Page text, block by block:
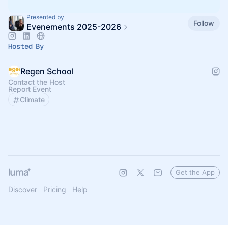
Presented by
Evenements 2025-2026 Follow
Hosted By
Regen School
Contact the Host
Report Event
Climate
Discover Pricing Help
Get the App